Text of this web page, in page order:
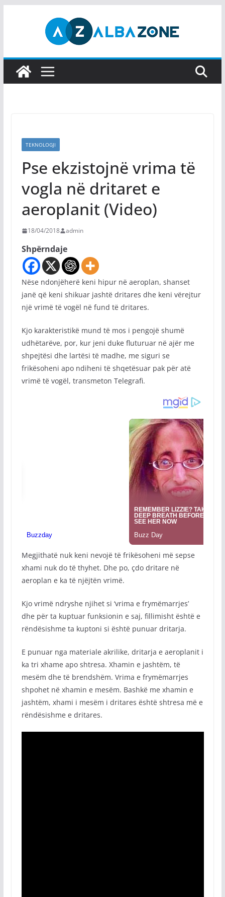
TEKNOLOGJI
Pse ekzistojnë vrima të
vogla në dritaret e
aeroplanit (Video)
18/04/2018 admin
Shpërndaje
Nëse ndonjëherë keni hipur në aeroplan, shanset
janë që keni shikuar jashtë dritares dhe keni vërejtur
një vrimë të vogël në fund të dritares.
Kjo karakteristikë mund të mos i pengojë shumë
udhëtarëve, por, kur jeni duke fluturuar në ajër me
shpejtësi dhe lartësi të madhe, me siguri se
frikësoheni apo ndiheni të shqetësuar pak për atë
vrimë të vogël, transmeton Telegrafi.
Megjithatë nuk keni nevojë të frikësoheni më sepse
xhami nuk do të thyhet. Dhe po, çdo dritare në
aeroplan e ka të njëjtën vrimë.
Kjo vrimë ndryshe njihet si ‘vrima e frymëmarrjes’
dhe për ta kuptuar funksionin e saj, fillimisht është e
rëndësishme ta kuptoni si është punuar dritarja.
E punuar nga materiale akrilike, dritarja e aeroplanit i
ka tri xhame apo shtresa. Xhamin e jashtëm, të
mesëm dhe të brendshëm. Vrima e frymëmarrjes
shpohet në xhamin e mesëm. Bashkë me xhamin e
jashtëm, xhami i mesëm i dritares është shtresa më e
rëndësishme e dritares.